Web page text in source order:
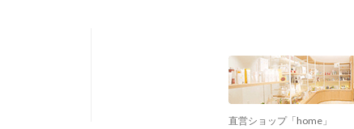
直営ショップ「home」